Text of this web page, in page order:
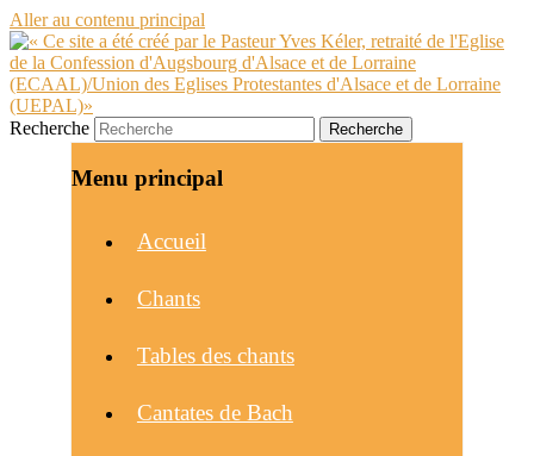
Aller au contenu principal
Recherche
Menu principal
Accueil
Chants
Tables des chants
Cantates de Bach